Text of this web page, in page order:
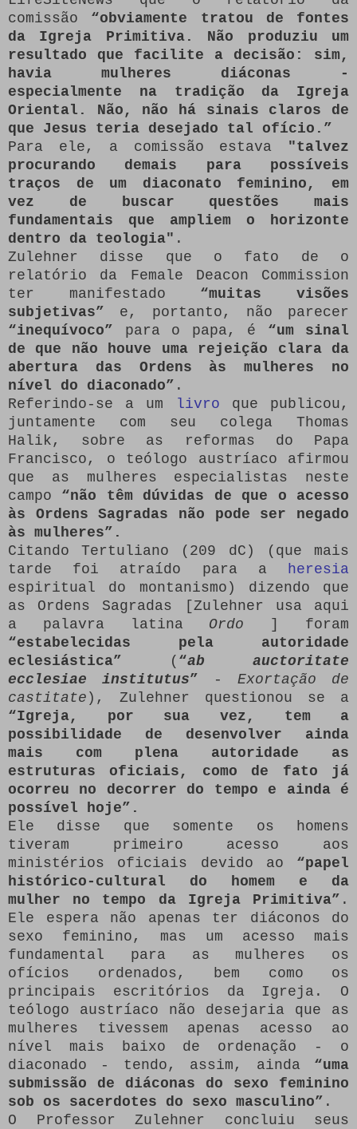
comissão “obviamente tratou de fontes
da Igreja Primitiva.
Não produziu um
resultado que facilite a decisão: sim,
havia mulheres diáconas -
especialmente na tradição da Igreja
Oriental.
Não, não há sinais claros de
que Jesus teria desejado tal ofício.”
Para ele, a comissão estava "talvez
procurando demais para possíveis
traços de um diaconato feminino, em
vez de buscar questões mais
fundamentais que ampliem o horizonte
dentro da teologia" .
Zulehner disse que o fato de o
relatório da Female Deacon Commission
ter manifestado “muitas visões
subjetivas” e, portanto, não parecer
“inequívoco” para o papa, é “um sinal
de que não houve uma rejeição clara da
abertura das Ordens às mulheres no
nível do diaconado” .
Referindo-se a um
livro que publicou,
juntamente com seu colega Thomas
Halik, sobre as reformas do Papa
Francisco, o teólogo austríaco afirmou
que as mulheres especialistas neste
campo “não têm dúvidas de que o acesso
às Ordens Sagradas não pode ser negado
às mulheres”.
Citando Tertuliano (209 dC) (que mais
tarde foi atraído para a
heresia
espiritual do montanismo) dizendo que
as Ordens Sagradas [Zulehner usa aqui
a palavra latina Ordo ] foram
“estabelecidas pela autoridade
eclesiástica” ( “ab auctoritate
ecclesiae institutus” - Exortação de
castitate ), Zulehner questionou se a
“Igreja, por sua vez, tem a
possibilidade de desenvolver ainda
mais com plena autoridade as
estruturas oficiais, como de fato já
ocorreu no decorrer do tempo e ainda é
possível hoje”.
Ele disse que somente os homens
tiveram primeiro acesso aos
ministérios oficiais devido ao “papel
histórico-cultural do homem e da
mulher no tempo da Igreja Primitiva” .
Ele espera não apenas ter diáconos do
sexo feminino, mas um acesso mais
fundamental para as mulheres os
ofícios ordenados, bem como os
principais escritórios da Igreja.
O
teólogo austríaco não desejaria que as
mulheres tivessem apenas acesso ao
nível mais baixo de ordenação - o
diaconado - tendo, assim, ainda “uma
submissão de diáconas do sexo feminino
sob os sacerdotes do sexo masculino” .
O Professor Zulehner concluiu seus